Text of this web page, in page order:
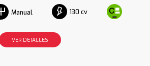
Manual 130 cv
VER DETALLES